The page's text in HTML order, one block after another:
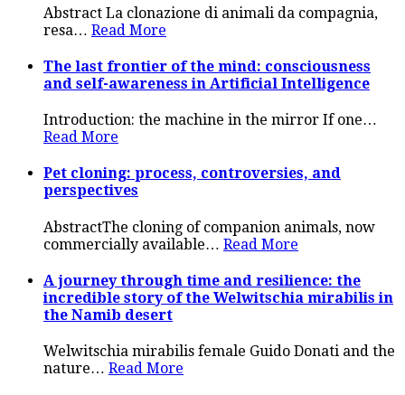
Abstract La clonazione di animali da compagnia,
resa… Read More
The last frontier of the mind: consciousness
and self-awareness in Artificial Intelligence
Introduction: the machine in the mirror If one…
Read More
Pet cloning: process, controversies, and
perspectives
AbstractThe cloning of companion animals, now
commercially available… Read More
A journey through time and resilience: the
incredible story of the Welwitschia mirabilis in
the Namib desert
Welwitschia mirabilis female Guido Donati and the
nature… Read More